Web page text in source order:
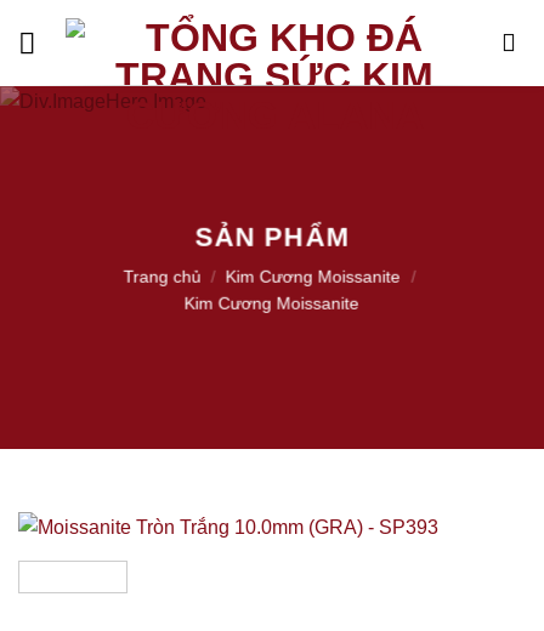
SẢN PHẨM
Trang chủ / Kim Cương Moissanite
/
Kim Cương Moissanite